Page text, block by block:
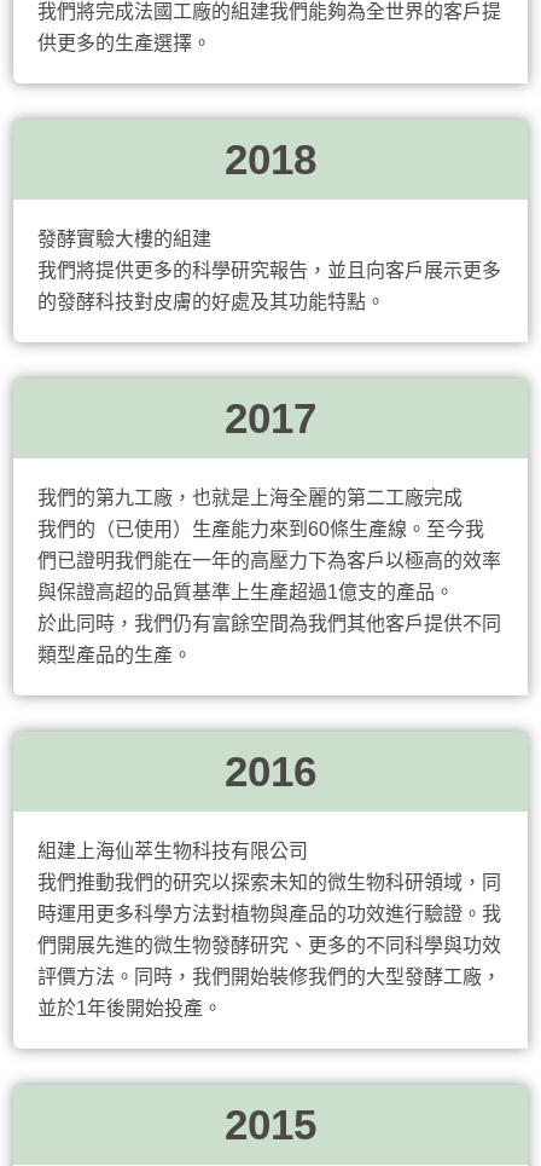
我們將完成法國工廠的組建我們能夠為全世界的客戶提
供更多的生產選擇。
2018
發酵實驗大樓的組建
我們將提供更多的科學研究報告，並且向客戶展示更多
的發酵科技對皮膚的好處及其功能特點。
2017
我們的第九工廠，也就是上海全麗的第二工廠完成
我們的（已使用）生產能力來到60條生產線。至今我
們已證明我們能在一年的高壓力下為客戶以極高的效率
與保證高超的品質基準上生產超過1億支的產品。
於此同時，我們仍有富餘空間為我們其他客戶提供不同
類型產品的生產。
2016
組建上海仙萃生物科技有限公司
我們推動我們的研究以探索未知的微生物科研領域，同
時運用更多科學方法對植物與產品的功效進行驗證。我
們開展先進的微生物發酵研究、更多的不同科學與功效
評價方法。同時，我們開始裝修我們的大型發酵工廠，
並於1年後開始投產。
2015